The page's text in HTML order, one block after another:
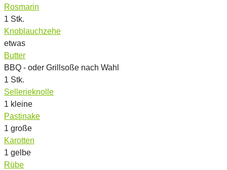
Rosmarin
1 Stk.
Knoblauchzehe
etwas
Butter
BBQ - oder Grillsoße nach Wahl
1 Stk.
Sellerieknolle
1 kleine
Pastinake
1 große
Karotten
1 gelbe
Rübe